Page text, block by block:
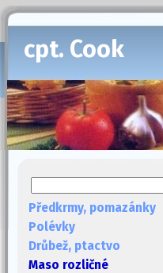
cpt. Cook
Předkrmy, pomazánky
Polévky
Drůbež, ptactvo
Maso rozličné